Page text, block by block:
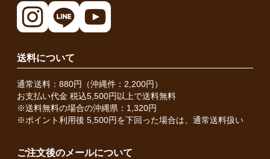
送料について
通常送料：880円（沖縄件：2,200円）
お支払い代金 税込5,500円以上で送料無料
※送料無料の場合の沖縄県：1,320円
※ポイント利用後 5,500円を下回った場合は、通常送料扱い
ご注文後のメールについて